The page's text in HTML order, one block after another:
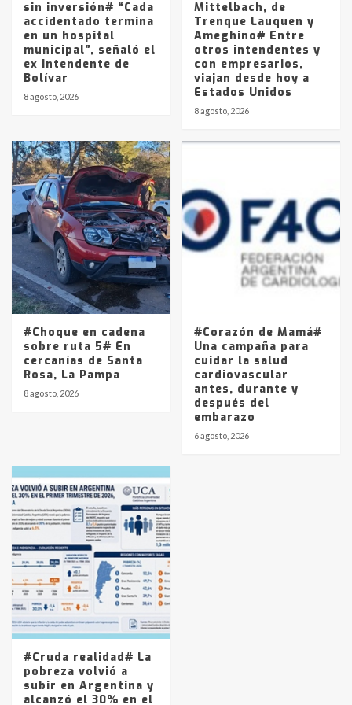
sin inversión# “Cada
accidentado termina
en un hospital
municipal”, señaló el
ex intendente de
Bolívar
8 agosto, 2026
Mittelbach, de
Trenque Lauquen y
Ameghino# Entre
otros intendentes y
con empresarios,
viajan desde hoy a
Estados Unidos
8 agosto, 2026
#Choque en cadena
sobre ruta 5# En
cercanías de Santa
Rosa, La Pampa
8 agosto, 2026
#Corazón de Mamá#
Una campaña para
cuidar la salud
cardiovascular
antes, durante y
después del
embarazo
6 agosto, 2026
#Cruda realidad# La
pobreza volvió a
subir en Argentina y
alcanzó el 30% en el